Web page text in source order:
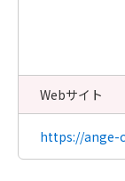
Webサイト
https://ange-